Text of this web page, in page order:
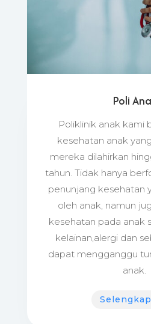
Poli
Poliklinik anak kami
kesehatan anak
mereka dilahirkan
tahun. Tidak hanya
penunjang kesehatan
oleh anak, namun
kesehatan pada anak
kelainan,alergi dan
dapat mengganggu
anak.